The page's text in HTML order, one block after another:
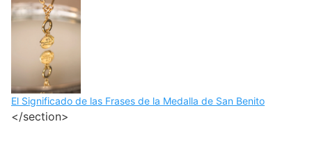
El Significado de las Frases de la Medalla de San Benito
</section>